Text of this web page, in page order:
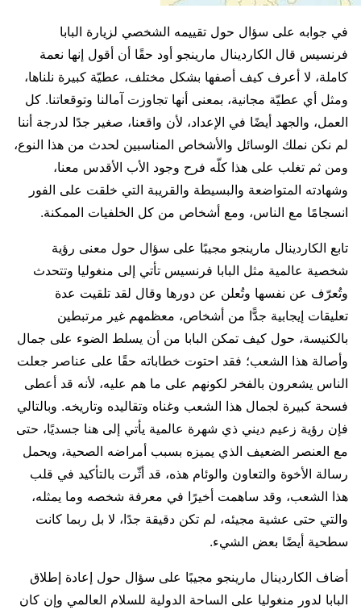
في جوابه على سؤال حول تقييمه الشخصي لزيارة البابا
فرنسيس قال الكاردينال مارينجو أود حقًا أن أقول إنها نعمة
كاملة، لا أعرف كيف أصفها بشكل مختلف، عطيّة كبيرة نلناها،
ومثل أي عطيّة مجانية، بمعنى أنها تجاوزت آمالنا وتوقعاتنا. كل
العمل، والجهد أيضًا في الإعداد، لأن واقعنا، صغير جدًا لدرجة أننا
لم نكن نملك الوسائل والأشخاص المناسبين لحدث من هذا النوع،
ومن ثم تغلب على هذا كلّه فرح وجود الأب الأقدس معنا،
وشهادته المتواضعة والبسيطة والقريبة التي خلقت على الفور
انسجامًا مع الناس، ومع أشخاص من كل الخلفيات الممكنة.
تابع الكاردينال مارينجو مجيبًا على سؤال حول معنى رؤية
شخصية عالمية مثل البابا فرنسيس تأتي إلى منغوليا وتتحدث
وتُعرّف عن نفسها وتُعلن عن دورها وقال لقد تلقيت عدة
تعليقات إيجابية جدًّا من أشخاص، معظمهم غير مرتبطين
بالكنيسة، حول كيف تمكن البابا من أن يسلط الضوء على جمال
وأصالة هذا الشعب؛ فقد احتوت خطاباته حقًا على عناصر جعلت
الناس يشعرون بالفخر لكونهم على ما هم عليه، لأنه قد أعطى
فسحة كبيرة لجمال هذا الشعب وغناه وتقاليده وتاريخه. وبالتالي
فإن رؤية زعيم ديني ذي شهرة عالمية يأتي إلى هنا جسديًا، حتى
مع العنصر الضعيف الذي يميزه بسبب أمراضه الصحية، ويحمل
رسالة الأخوة والتعاون والوئام هذه، قد أثّرت بالتأكيد في قلب
هذا الشعب، وقد ساهمت أخيرًا في معرفة شخصه وما يمثله،
والتي حتى عشية مجيئه، لم تكن دقيقة جدًا، لا بل ربما كانت
سطحية أيضًا بعض الشيء.
أضاف الكاردينال مارينجو مجيبًا على سؤال حول إعادة إطلاق
البابا لدور منغوليا على الساحة الدولية للسلام العالمي وإن كان